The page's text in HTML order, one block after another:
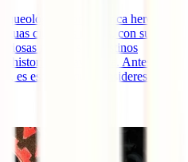
con una rica herencia
ciudades mayas, con sus
ruinas, son destinos
historia y la aventura. Antes de
es esencial que consideres la